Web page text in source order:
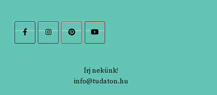
Írj nekünk!
info@tudaton.hu